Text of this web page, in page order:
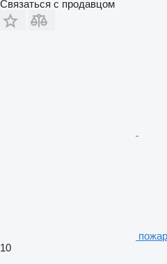
Связаться с продавцом
10